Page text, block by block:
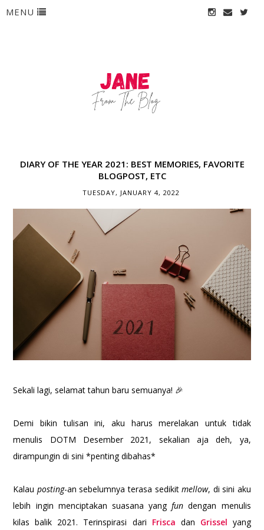
MENU
DIARY OF THE YEAR 2021: BEST MEMORIES, FAVORITE
BLOGPOST, ETC
TUESDAY, JANUARY 4, 2022
Sekali lagi, selamat tahun baru semuanya! 🎉
Demi bikin tulisan ini, aku harus merelakan untuk tidak
menulis DOTM Desember 2021, sekalian aja deh, ya,
dirampungin di sini *penting dibahas*
Kalau posting-an sebelumnya terasa sedikitmellow, di sini aku
lebih ingin menciptakan suasana yangfun dengan menulis
kilas balik 2021. Terinspirasi dari Frisca dan Grissel yang